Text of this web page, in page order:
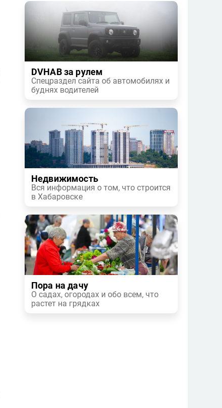
DVHAB за рулем
Спецраздел сайта об автомобилях и
буднях водителей
Недвижимость
Вся информация о том, что строится
в Хабаровске
Пора на дачу
О садах, огородах и обо всем, что
растет на грядках